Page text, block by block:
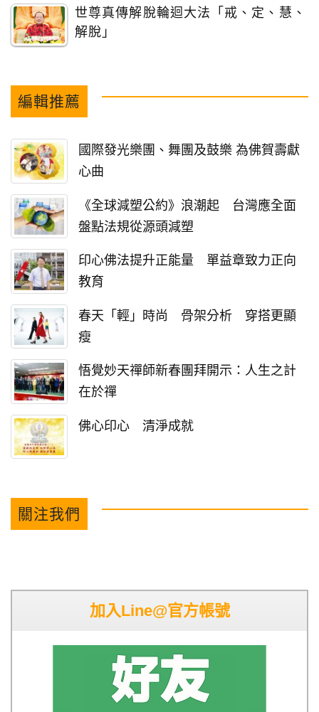
世尊真傳解脫輪迴大法「戒、定、慧、
解脫」
編輯推薦
國際發光樂團、舞團及鼓樂 為佛賀壽獻
心曲
《全球減塑公約》浪潮起 台灣應全面
盤點法規從源頭減塑
印心佛法提升正能量 單益章致力正向
教育
春天「輕」時尚 骨架分析 穿搭更顯
瘦
悟覺妙天禪師新春團拜開示：人生之計
在於禪
佛心印心 清淨成就
關注我們
加入Line@官方帳號